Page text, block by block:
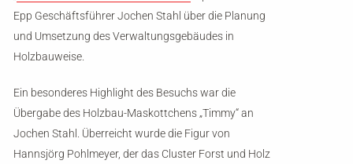
Epp GeschäftsführerJochen Stahl über die Planung
und Umsetzung des Verwaltungsgebäudes in
Holzbauweise.
Ein besonderes Highlight des Besuchs war die
Übergabe des Holzbau-Maskottchens „Timmy“ an
Jochen Stahl . Überreicht wurde die Figur von
Hannsjörg Pohlmeyer, der das Cluster Forst und Holz